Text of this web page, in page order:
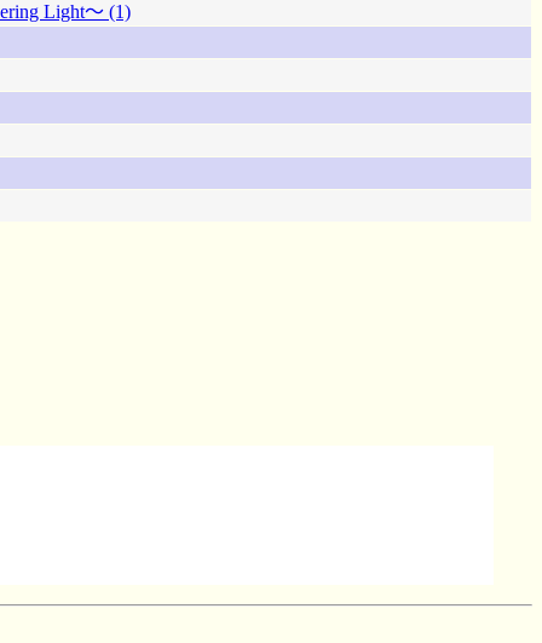
Light～ (1)